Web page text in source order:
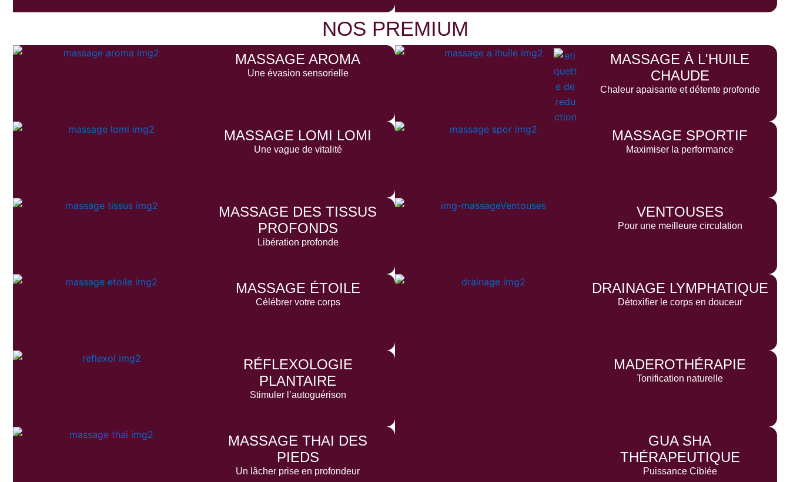
NOS PREMIUM
MASSAGE AROMA
Une évasion sensorielle
MASSAGE À L'HUILE
CHAUDE
Chaleur apaisante et détente profonde
MASSAGE LOMI LOMI
Une vague de vitalité
MASSAGE SPORTIF
Maximiser la performance
MASSAGE DES TISSUS
PROFONDS
Libération profonde
VENTOUSES
Pour une meilleure circulation
MASSAGE ÉTOILE
Célébrer votre corps
DRAINAGE LYMPHATIQUE
Détoxifier le corps en douceur
RÉFLEXOLOGIE
PLANTAIRE
Stimuler l’autoguérison
MADEROTHÉRAPIE
Tonification naturelle
MASSAGE THAI DES
PIEDS
Un lâcher prise en profondeur
GUA SHA
THÉRAPEUTIQUE
Puissance Ciblée